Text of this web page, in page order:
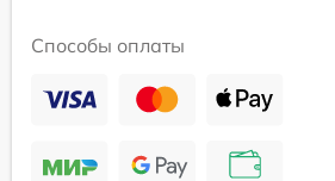
Способы оплаты